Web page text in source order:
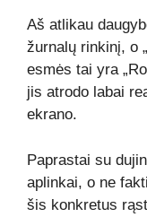
Aš atlikau
žurnalų rinkinį, o
esmės tai yra
jis atrodo labai
ekrano.
Paprastai su
aplinkai, o ne
šis konkretus